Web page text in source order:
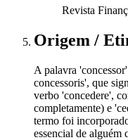
Revista
Origem /
A palavra
concessoris', que
verbo 'concedere',
completamente) e
termo foi
essencial de alguém